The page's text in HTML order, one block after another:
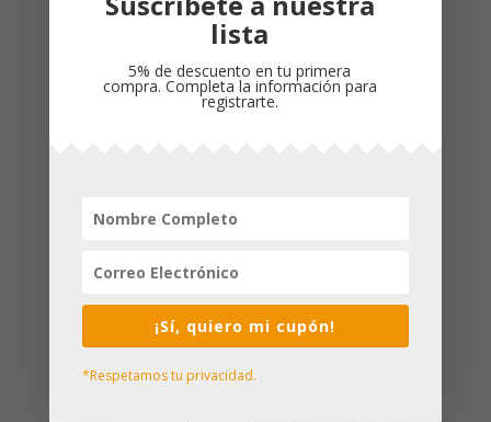
Cubierta: Rústica
Productos relacionados
lista
5% de descuento en tu primera
compra. Completa la información para
registrarte.
¡Sí, quiero mi cupón!
*Respetamos tu privacidad.